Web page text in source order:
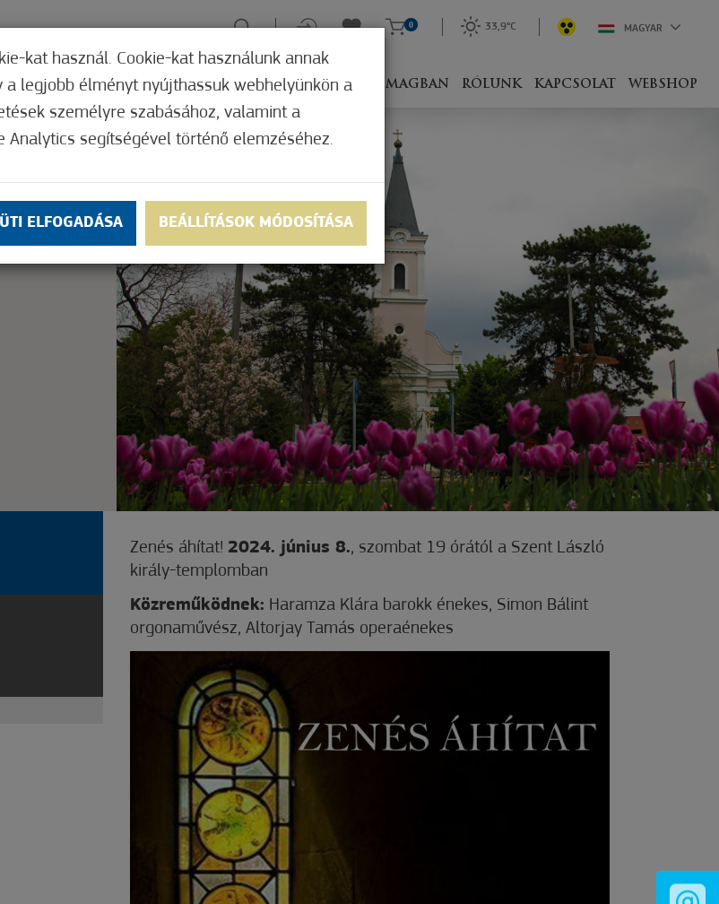
ZÖLD FÓKUSZ GYÓGYHELY MERRE, MIVEL CSOMAGBAN RÓLUNK KAPCSOLAT WEBSHOP
0 33,9°C MAGYAR
Zenés áhítat! 2024. június 8., szombat 19 órától a Szent László
király-templomban
Közreműködnek: Haramza Klára barokk énekes, Simon Bálint
orgonaművész, Altorjay Tamás operaénekes
kat használ. Cookie-kat használunk annak
a legjobb élményt nyújthassuk webhelyünkön a
személyre szabásához, valamint a
Analytics segítségével történő elemzéséhez.
ELFOGADÁSA BEÁLLÍTÁSOK MÓDOSÍTÁSA